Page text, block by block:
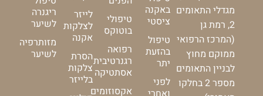
מגדלי התאומים
2, רמת גן
(המרכז הרפואי
ממוקם מחוץ
לבניין התאומים
מספר 2 בחלקו
באקנה
ציסטי
טיפול
בהזעת
יתר
לפני
טיפולי
בוטוקס
רפואה
רגנרטיבית
אסתטיקה
אקסוזומים
לייזר
לצלקות
אקנה
הסרת
צלקות
בלייזר
ריגנרה
לשיער
מזותרפיה
לשיער